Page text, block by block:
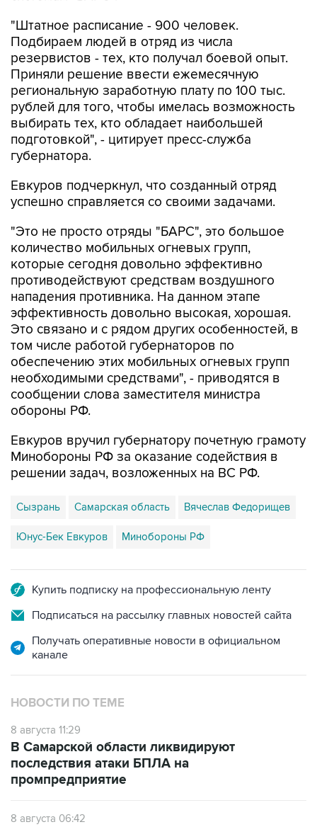
"Штатное расписание - 900 человек.
Подбираем людей в отряд из числа
резервистов - тех, кто получал боевой опыт.
Приняли решение ввести ежемесячную
региональную заработную плату по 100 тыс.
рублей для того, чтобы имелась возможность
выбирать тех, кто обладает наибольшей
подготовкой", - цитирует пресс-служба
губернатора.
Евкуров подчеркнул, что созданный отряд
успешно справляется со своими задачами.
"Это не просто отряды "БАРС", это большое
количество мобильных огневых групп,
которые сегодня довольно эффективно
противодействуют средствам воздушного
нападения противника. На данном этапе
эффективность довольно высокая, хорошая.
Это связано и с рядом других особенностей, в
том числе работой губернаторов по
обеспечению этих мобильных огневых групп
необходимыми средствами", - приводятся в
сообщении слова заместителя министра
обороны РФ.
Евкуров вручил губернатору почетную грамоту
Минобороны РФ за оказание содействия в
решении задач, возложенных на ВС РФ.
Сызрань Самарская область Вячеслав Федорищев
Юнус-Бек Евкуров Минобороны РФ
Купить подписку на профессиональную ленту
Подписаться на рассылку главных новостей сайта
Получать оперативные новости в официальном
канале
НОВОСТИ ПО ТЕМЕ
8 августа 11:29
В Самарской области ликвидируют
последствия атаки БПЛА на
промпредприятие
8 августа 06:42